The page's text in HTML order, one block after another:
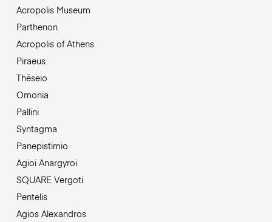
Acropolis Museum
Parthenon
Acropolis of Athens
Piraeus
Thēseio
Omonia
Pallini
Syntagma
Panepistimio
Agioi Anargyroi
SQUARE Vergoti
Pentelis
Agios Alexandros